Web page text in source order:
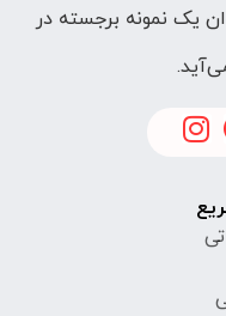
یک نمونه برجسته در